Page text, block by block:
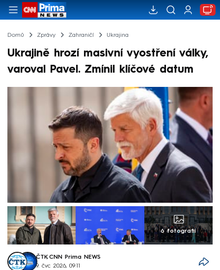
Domů Zprávy Zahraničí Ukrajina
Ukrajině hrozí masivní vyostření války,
varoval Pavel. Zmínil klíčové datum
6 fotografií
ČTK, CNN Prima NEWS
9. čvc 2026, 09:11